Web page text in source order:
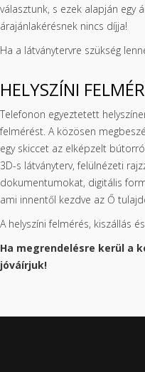
választunk, s ezek alapján egy
árajánlakérésnek nincs díjja!
Ha a látványtervre szükség
HELYSZÍNI
Telefonon egyeztetett
felmérést. A közösen
egy skiccet az elképzelt
3D-s látványterv, felülnézeti
dokumentumokat, digitális
ami innentől kezdve az Ő
A helyszíni felmérés, kiszállás
Ha megrendelésre kerül a
jóváírjuk!